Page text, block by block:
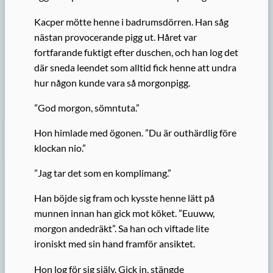
Kacper mötte henne i badrumsdörren. Han såg
nästan provocerande pigg ut. Håret var
fortfarande fuktigt efter duschen, och han log det
där sneda leendet som alltid fick henne att undra
hur någon kunde vara så morgonpigg.
”God morgon, sömntuta.”
Hon himlade med ögonen. ”Du är outhärdlig före
klockan nio.”
”Jag tar det som en komplimang.”
Han böjde sig fram och kysste henne lätt på
munnen innan han gick mot köket. ”Euuww,
morgon andedräkt”. Sa han och viftade lite
ironiskt med sin hand framför ansiktet.
Hon log för sig själv. Gick in, stängde